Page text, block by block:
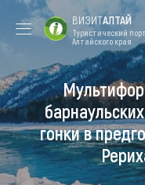
Форум VISIT
ALTAI
Туры
Где побывать
ВИЗИТАЛТАЙ
Туристический
Алтайского края
гонки в